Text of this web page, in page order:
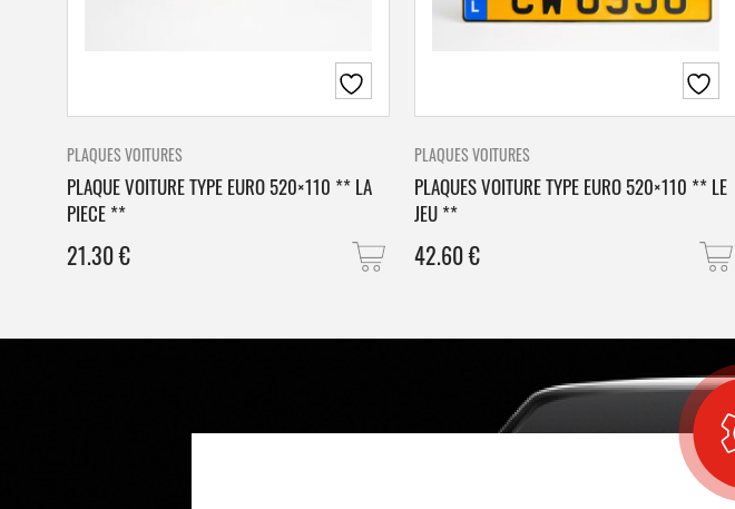
PLAQUES VOITURES
PLAQUE VOITURE TYPE EURO 520×110 ** LA
PIECE **
21.30€
PLAQUES VOITURES
PLAQUES VOITURE TYPE EURO 520×110 ** LE
JEU **
42.60€